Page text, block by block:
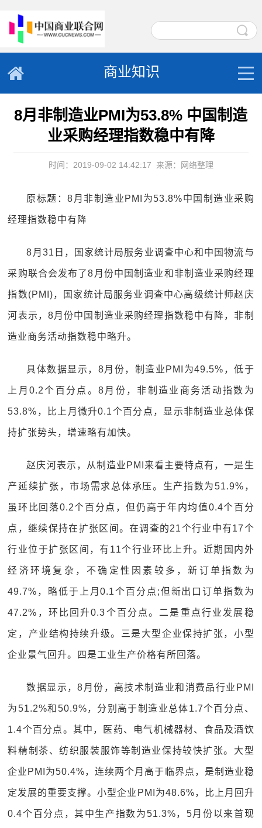
商业知识
8月非制造业PMI为53.8% 中国制造
业采购经理指数稳中有降
时间：2019-09-02 14:42:17 来源：网络整理
原标题：8月非制造业PMI为53.8%中国制造业采购
经理指数稳中有降
8月31日，国家统计局服务业调查中心和中国物流与
采购联合会发布了8月份中国制造业和非制造业采购经理
指数(PMI)，国家统计局服务业调查中心高级统计师赵庆
河表示，8月份中国制造业采购经理指数稳中有降，非制
造业商务活动指数稳中略升。
具体数据显示，8月份，制造业PMI为49.5%，低于
上月0.2个百分点。8月份，非制造业商务活动指数为
53.8%，比上月微升0.1个百分点，显示非制造业总体保
持扩张势头，增速略有加快。
赵庆河表示，从制造业PMI来看主要特点有，一是生
产延续扩张，市场需求总体承压。生产指数为51.9%，
虽环比回落0.2个百分点，但仍高于年内均值0.4个百分
点，继续保持在扩张区间。在调查的21个行业中有17个
行业位于扩张区间，有11个行业环比上升。近期国内外
经济环境复杂，不确定性因素较多，新订单指数为
49.7%，略低于上月0.1个百分点;但新出口订单指数为
47.2%，环比回升0.3个百分点。二是重点行业发展稳
定，产业结构持续升级。三是大型企业保持扩张，小型
企业景气回升。四是工业生产价格有所回落。
数据显示，8月份，高技术制造业和消费品行业PMI
为51.2%和50.9%，分别高于制造业总体1.7个百分点、
1.4个百分点。其中，医药、电气机械器材、食品及酒饮
料精制茶、纺织服装服饰等制造业保持较快扩张。大型
企业PMI为50.4%，连续两个月高于临界点，是制造业稳
定发展的重要支撑。小型企业PMI为48.6%，比上月回升
0.4个百分点，其中生产指数为51.3%，5月份以来首现